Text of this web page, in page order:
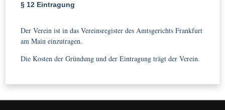
§ 12 Eintragung
Der Verein ist in das Vereinsregister des Amtsgerichts Frankfurt
am Main einzutragen.
Die Kosten der Gründung und der Eintragung trägt der Verein.